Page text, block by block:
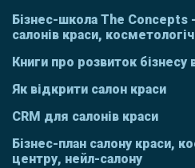
Бізнес-школа The Concepts
салонів краси,
Книги про розвиток бізнесу
Як відкрити салон краси
CRM для салонів краси
Бізнес-план салону краси,
центру, нейл-салону